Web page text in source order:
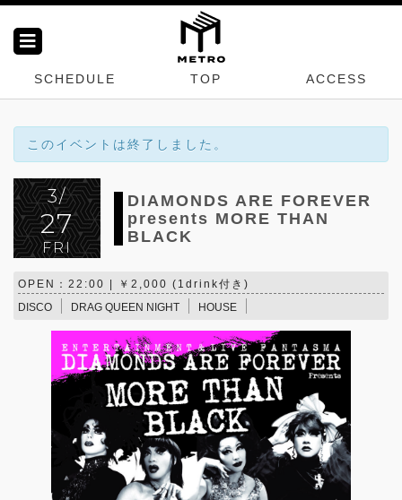
SCHEDULE TOP ACCESS
このイベントは終了しました。
3/
27
FRI
DIAMONDS ARE FOREVER
presents MORE THAN
BLACK
OPEN：22:00 | ￥2,000 (1drink付き)
DISCO
DRAG QUEEN NIGHT HOUSE